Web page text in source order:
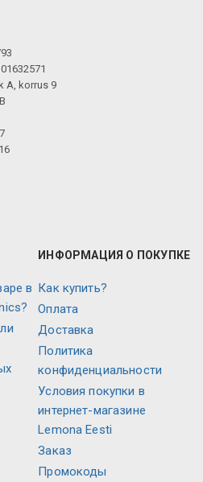
A, korrus 9
в
ИНФОРМАЦИЯ О ПОКУПКЕ
Как купить?
Оплата
Доставка
Политика
конфиденциальности
Условия покупки в
интернет-магазине
Lemona Eesti
Заказ
Промокоды